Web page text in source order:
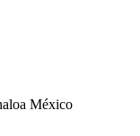
México